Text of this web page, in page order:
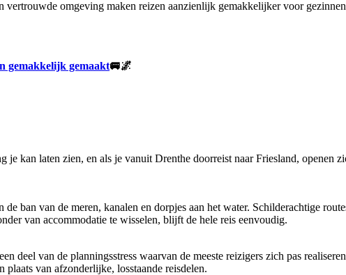
omgeving maken reizen aanzienlijk gemakkelijker voor
gemakkelijk gemaakt🚐🌌
je kan laten zien, en als je vanuit Drenthe doorreist naar Friesland, openen
de ban van de meren, kanalen en dorpjes aan het water. Schilderachtige
van accommodatie te wisselen, blijft de hele reis eenvoudig.
deel van de planningsstress waarvan de meeste reizigers zich pas
van afzonderlijke, losstaande reisdelen.